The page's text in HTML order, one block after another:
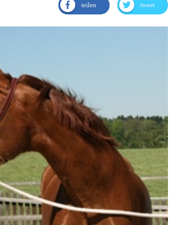
teilen tweet